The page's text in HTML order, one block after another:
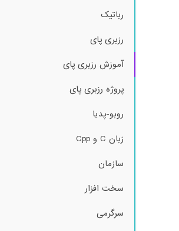
رباتیک
رزبری پای
آموزش رزبری پای
پروژه رزبری پای
روبو-پدیا
زبان C و Cpp
سازمان
سخت افزار
سرگرمی